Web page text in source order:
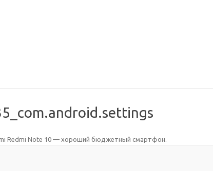
Redmi Note 10 — хороший бюджетный смартфон.